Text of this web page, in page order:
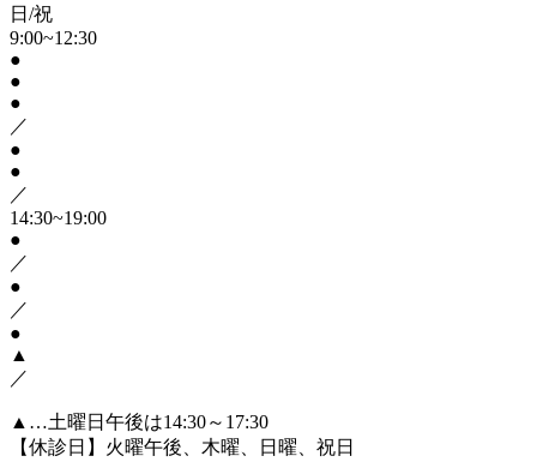
日/祝
9:00~12:30
●
●
●
／
●
●
／
14:30~19:00
●
／
●
／
●
▲
／
▲…土曜日午後は14:30～17:30
【休診日】火曜午後、木曜、日曜、祝日